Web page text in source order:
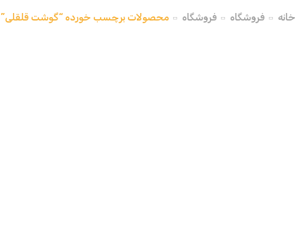
خانه فروشگاه فروشگاه محصولات برچسب خورده “گوشت قلقلی”